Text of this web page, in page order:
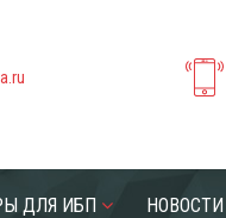
ДЛЯ ИБП НОВОСТИ